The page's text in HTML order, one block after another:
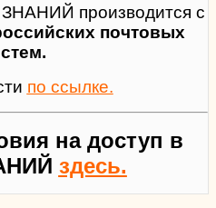
производится с
почтовых
по ссылке.
на доступ в
здесь.